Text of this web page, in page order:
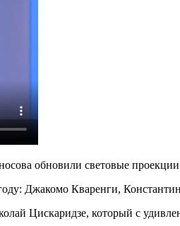
обновили световые
Джакомо Кваренги,
Цискаридзе, который с